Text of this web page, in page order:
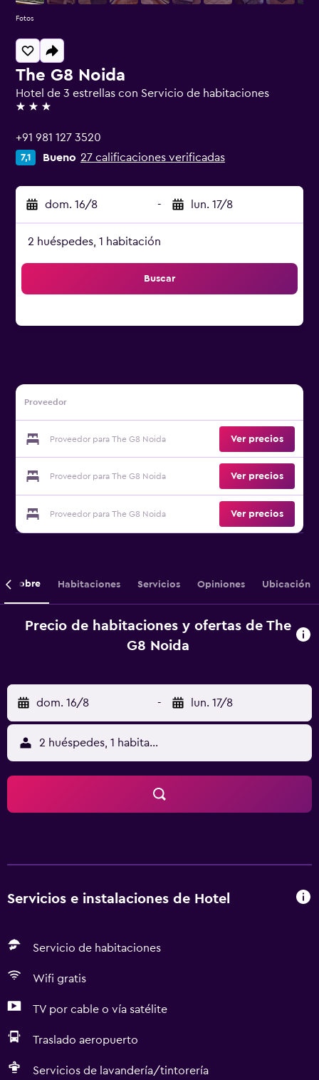
The G8 Noida
Hotel de 3 estrellas con Servicio de habitaciones
3 estrellas
+91 981 127 3520
7,1 Bueno 27 calificaciones verificadas
dom. 16/8 - lun. 17/8
2 huéspedes, 1 habitación
Buscar
Proveedor
Proveedor para The G8 Noida Ver precios
Proveedor para The G8 Noida Ver precios
Proveedor para The G8 Noida Ver precios
Fotos
Sobre Habitaciones Servicios Opiniones Ubicación
Precio de habitaciones y ofertas de The
G8 Noida
dom. 16/8 - lun. 17/8
2 huéspedes, 1 habitación
Servicios e instalaciones de Hotel
Servicio de habitaciones
Wifi gratis
TV por cable o vía satélite
Traslado aeropuerto
Servicios de lavandería/tintorería